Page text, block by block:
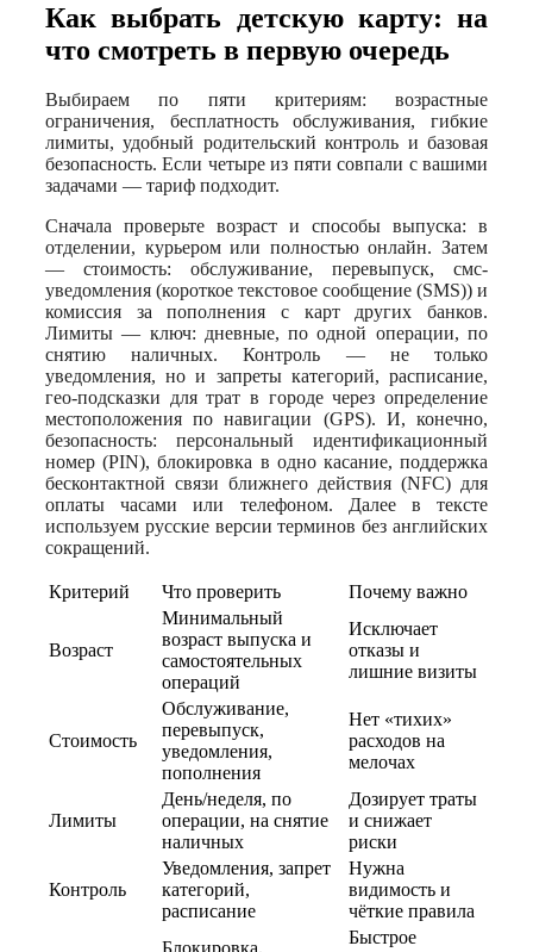
Как выбрать детскую карту: на
что смотреть в первую очередь
Выбираем по пяти критериям: возрастные
ограничения, бесплатность обслуживания, гибкие
лимиты, удобный родительский контроль и базовая
безопасность. Если четыре из пяти совпали с вашими
задачами — тариф подходит.
Сначала проверьте возраст и способы выпуска: в
отделении, курьером или полностью онлайн. Затем
— стоимость: обслуживание, перевыпуск, смс-
уведомления (короткое текстовое сообщение (SMS)) и
комиссия за пополнения с карт других банков.
Лимиты — ключ: дневные, по одной операции, по
снятию наличных. Контроль — не только
уведомления, но и запреты категорий, расписание,
гео-подсказки для трат в городе через определение
местоположения по навигации (GPS). И, конечно,
безопасность: персональный идентификационный
номер (PIN), блокировка в одно касание, поддержка
бесконтактной связи ближнего действия (NFC) для
оплаты часами или телефоном. Далее в тексте
используем русские версии терминов без английских
сокращений.
Критерий Что проверить Почему важно
Возраст
Минимальный
возраст выпуска и
самостоятельных
операций
Исключает
отказы и
лишние визиты
Стоимость
Обслуживание,
перевыпуск,
уведомления,
пополнения
Нет «тихих»
расходов на
мелочах
Лимиты
День/неделя, по
операции, на снятие
наличных
Дозирует траты
и снижает
риски
Контроль
Уведомления, запрет
категорий,
расписание
Нужна
видимость и
чёткие правила
Быстрое